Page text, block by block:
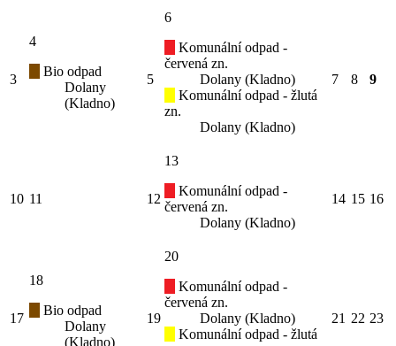
3
4
Bio odpad
Dolany
(Kladno)
5
6
Komunální odpad -
červená zn.
Dolany (Kladno)
Komunální odpad - žlutá
zn.
Dolany (Kladno)
7 8 9
10 11 12
13
Komunální odpad -
červená zn.
Dolany (Kladno)
14 15 16
17
18
Bio odpad
Dolany
(Kladno)
19
20
Komunální odpad -
červená zn.
Dolany (Kladno)
Komunální odpad - žlutá
21 22 23